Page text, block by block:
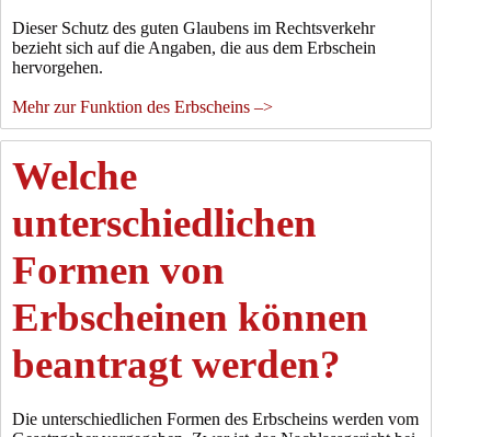
Dieser Schutz des guten Glaubens im Rechtsverkehr
bezieht sich auf die Angaben, die aus dem Erbschein
hervorgehen.
Mehr zur Funktion des Erbscheins –>
Welche
unterschiedlichen
Formen von
Erbscheinen können
beantragt werden?
Die unterschiedlichen Formen des Erbscheins werden vom